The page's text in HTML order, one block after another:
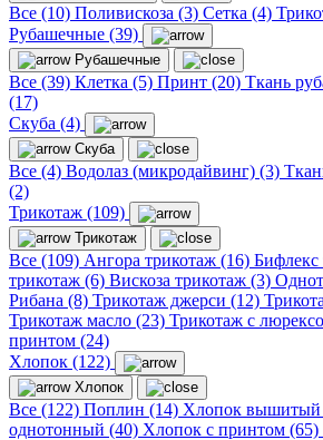
Все (10) Поливискоза (3) Сетка (4)
Рубашечные (39)
Рубашечные
Все (39) Клетка (5) Принт (20) Ткань
(17)
Скуба (4)
Скуба
Все (4) Водолаз (микродайвинг) (3)
(2)
Трикотаж (109)
Трикотаж
Все (109) Ангора трикотаж (16) Бифлекс
трикотаж (6) Вискоза трикотаж (3)
Рибана (8) Трикотаж джерси (12)
Трикотаж масло (23) Трикотаж с
принтом (24)
Хлопок (122)
Хлопок
Все (122) Поплин (14) Хлопок вышитый
однотонный (40) Хлопок с принтом (65)